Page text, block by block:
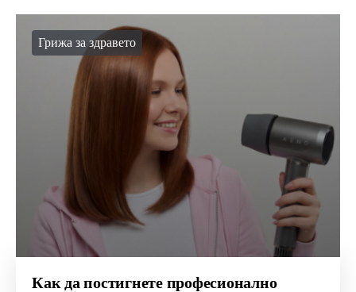
Грижа за здравето
Как да постигнете професионално